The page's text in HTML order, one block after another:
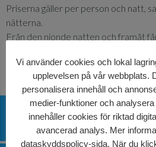
Priserna gäller per person och natt,
nätterna.
Från den nionde natten och framåt
PRISER OCH DATUM
Vi använder cookies och lokal
upplevelsen på vår webbplats.
personalisera innehåll och
medier-funktioner och
innehåller cookies för riktad
avancerad analys. Mer
dataskyddspolicy-sida. När du